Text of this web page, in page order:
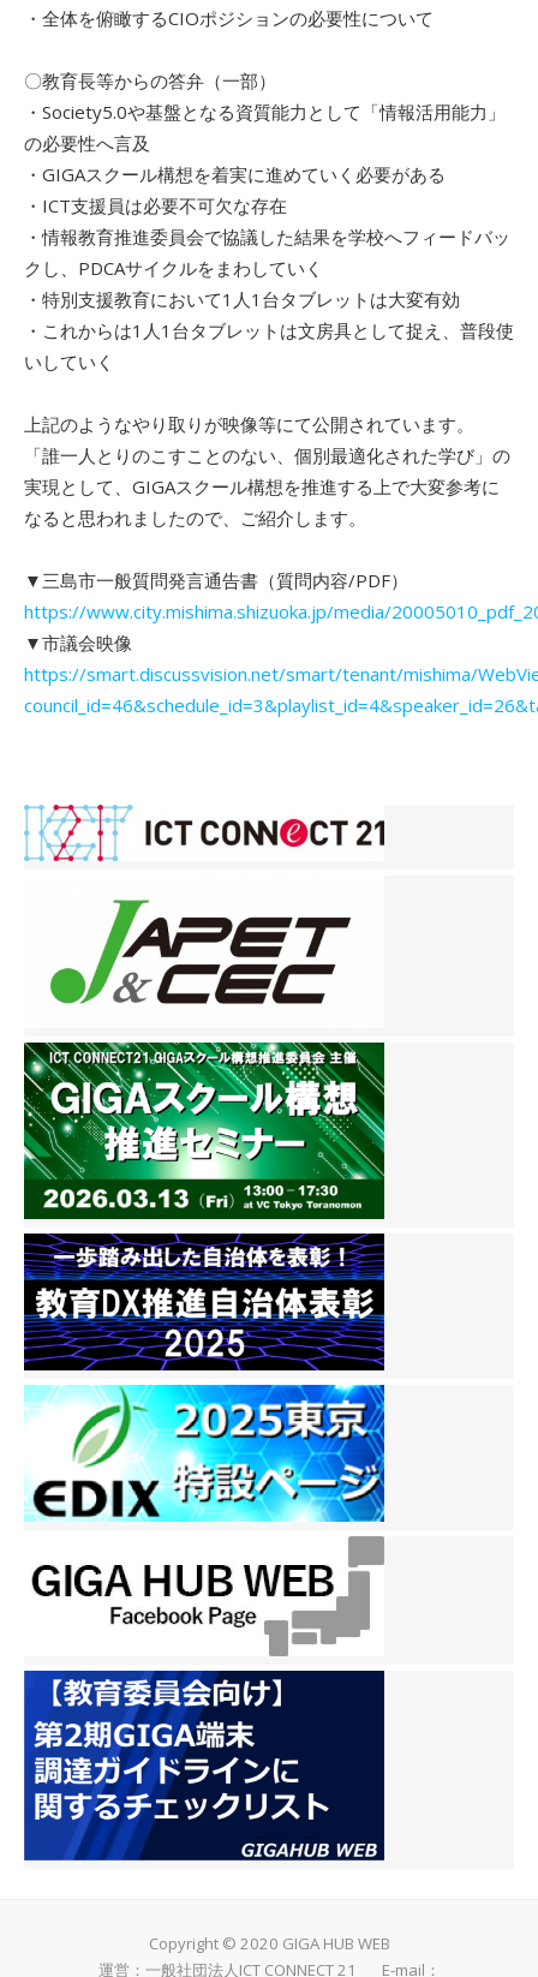
・全体を俯瞰するCIOポジションの必要性について
〇教育長等からの答弁（一部）
・Society5.0や基盤となる資質能力として「情報活用能力」
の必要性へ言及
・GIGAスクール構想を着実に進めていく必要がある
・ICT支援員は必要不可欠な存在
・情報教育推進委員会で協議した結果を学校へフィードバッ
クし、PDCAサイクルをまわしていく
・特別支援教育において1人1台タブレットは大変有効
・これからは1人1台タブレットは文房具として捉え、普段使
いしていく
上記のようなやり取りが映像等にて公開されています。
「誰一人とりのこすことのない、個別最適化された学び」の
実現として、GIGAスクール構想を推進する上で大変参考に
なると思われましたので、ご紹介します。
▼三島市一般質問発言通告書（質問内容/PDF）
https://www.city.mishima.shizuoka.jp/media/
▼市議会映像
https://smart.discussvision.net/smart/tenant/mishima/
Copyright © 2020 GIGA HUB WEB
運営：一般社団法人ICT CONNECT 21 E-mail：